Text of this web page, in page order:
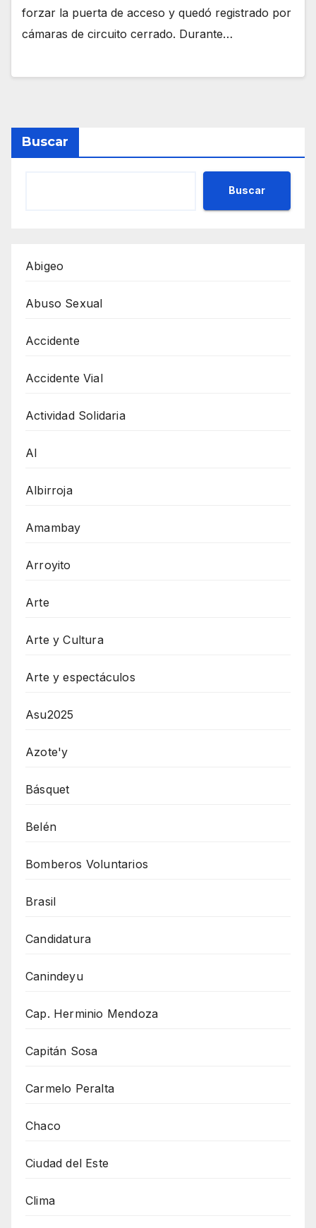
forzar la puerta de acceso y quedó registrado por
cámaras de circuito cerrado. Durante…
Buscar
Buscar
Abigeo
Abuso Sexual
Accidente
Accidente Vial
Actividad Solidaria
AI
Albirroja
Amambay
Arroyito
Arte
Arte y Cultura
Arte y espectáculos
Asu2025
Azote'y
Básquet
Belén
Bomberos Voluntarios
Brasil
Candidatura
Canindeyu
Cap. Herminio Mendoza
Capitán Sosa
Carmelo Peralta
Chaco
Ciudad del Este
Clima